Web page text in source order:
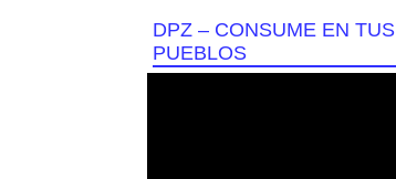
DPZ – CONSUME EN TUS
PUEBLOS